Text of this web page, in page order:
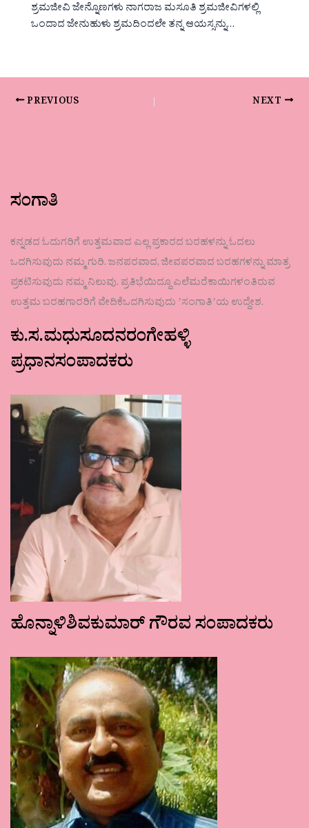
ಶ್ರಮಜೀವಿ ಜೇನ್ನೊಣಗಳು ನಾಗರಾಜ ಮಸೂತಿ ಶ್ರಮಜೀವಿಗಳಲ್ಲಿ
ಒಂದಾದ ಜೇನುಹುಳು ಶ್ರಮದಿಂದಲೇ ತನ್ನ ಆಯಸ್ಸನ್ನು…
PREVIOUS NEXT
ಸಂಗಾತಿ
ಕನ್ನಡದ ಓದುಗರಿಗೆ ಉತ್ತಮವಾದ ಎಲ್ಲ ಪ್ರಕಾರದ ಬರಹಳನ್ನು ಓದಲು
ಒದಗಿಸುವುದು ನಮ್ಮ ಗುರಿ. ಜನಪರವಾದ, ಜೀವಪರವಾದ ಬರಹಗಳನ್ನು ಮಾತ್ರ
ಪ್ರಕಟಿಸುವುದು ನಮ್ಮ ನಿಲುವು. ಪ್ರತಿಭೆಯಿದ್ದೂ ಎಲೆಮರೆಕಾಯಿಗಳಂತಿರುವ
ಉತ್ತಮ ಬರಹಗಾರರಿಗೆ ವೇದಿಕೆಒದಗಿಸುವುದು ʼಸಂಗಾತಿʼಯ ಉದ್ದೇಶ.
ಕು.ಸ.ಮಧುಸೂದನರಂಗೇಹಳ್ಳಿ
ಪ್ರಧಾನಸಂಪಾದಕರು
ಹೊನ್ನಾಳಿಶಿವಕುಮಾರ್ ಗೌರವ ಸಂಪಾದಕರು